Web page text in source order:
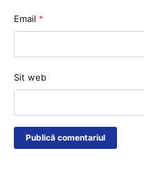
Email *
Sit web